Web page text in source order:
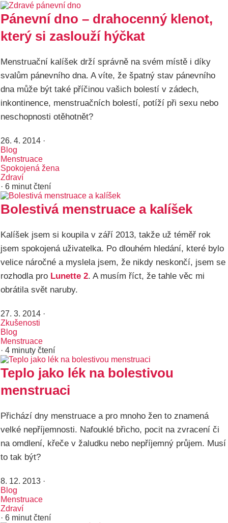
Pánevní dno – drahocenný klenot,
který si zaslouží hýčkat
Menstruační kalíšek drží správně na svém místě i díky
svalům pánevního dna. A víte, že špatný stav pánevního
dna může být také příčinou vašich bolestí v zádech,
inkontinence, menstruačních bolestí, potíží při sexu nebo
neschopnosti otěhotnět?
26. 4. 2014 ·
Blog
Menstruace
Spokojená žena
Zdraví
· 6 minut čtení
Bolestivá menstruace a kalíšek
Kalíšek jsem si koupila v září 2013, takže už téměř rok
jsem spokojená uživatelka. Po dlouhém hledání, které bylo
velice náročné a myslela jsem, že nikdy neskončí, jsem se
rozhodla pro Lunette 2. A musím říct, že tahle věc mi
obrátila svět naruby.
27. 3. 2014 ·
Zkušenosti
Blog
Menstruace
· 4 minuty čtení
Teplo jako lék na bolestivou
menstruaci
Přichází dny menstruace a pro mnoho žen to znamená
velké nepříjemnosti. Nafouklé břicho, pocit na zvracení či
na omdlení, křeče v žaludku nebo nepříjemný průjem. Musí
to tak být?
8. 12. 2013 ·
Blog
Menstruace
Zdraví
· 6 minut čtení